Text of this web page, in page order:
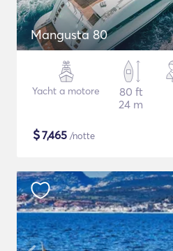
Mangusta 80
Yacht a motore
80 ft
24 m
$7,465 /notte